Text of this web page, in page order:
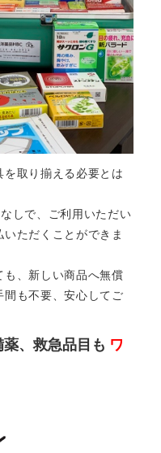
取り揃える必要とは
しで、ご利用いただい
ただくことができま
、新しい商品へ無償
も不要、安心してご
薬、救急品目も ワ